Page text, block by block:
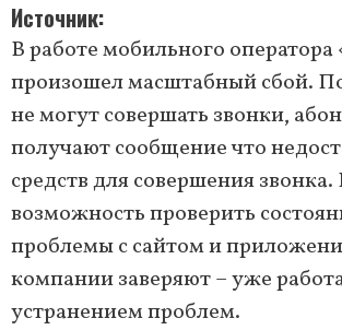
Источник
В работе мобильного оператора
произошел масштабный сбой.
не могут совершать звонки,
получают сообщение что
средств для совершения
возможность проверить
проблемы с сайтом и
компании заверяют – уже
устранением проблем.